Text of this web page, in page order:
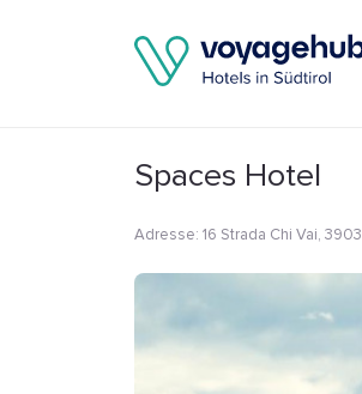
Fotos
Spaces Hotel
Adresse: 16 Strada Chi Vai,